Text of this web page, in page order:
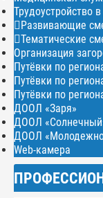
Трудоустройство
Развивающие
Тематические
Организация
Путёвки по
Путёвки по
Путёвки по
ДООЛ «Заря»
ДООЛ
ДООЛ
Web-камера